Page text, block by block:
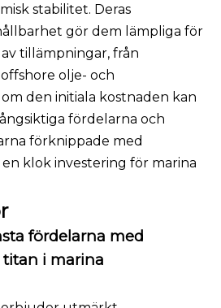
stabilitet. Deras
gör dem lämpliga för
tillämpningar, från
olje- och
den initiala kostnaden kan
fördelarna och
förknippade med
klok investering för marina
fördelarna med
i marina